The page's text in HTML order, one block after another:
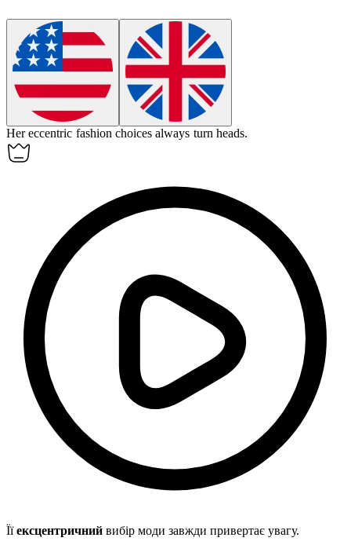
Hereccentric fashion choices always turn heads.
Їїексцентричний вибір моди завжди привертає увагу.